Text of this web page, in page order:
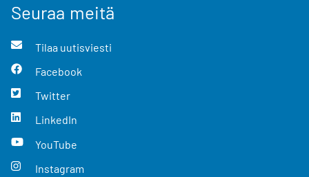
Seuraa meitä
Tilaa uutisviesti
Facebook
Twitter
LinkedIn
YouTube
Instagram